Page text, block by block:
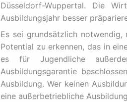
Düsseldorf-Wuppertal. Die
Ausbildungsjahr besser
Es sei grundsätzlich
Potential zu erkennen, das in
es für Jugendliche
Ausbildungsgarantie
Ausbildung. Wer keinen
eine außerbetriebliche